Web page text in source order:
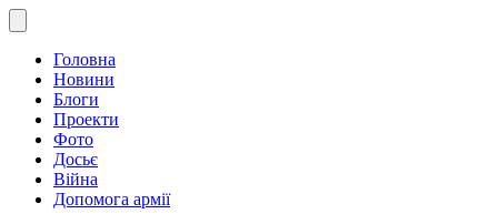
Головна
Новини
Блоги
Проекти
Фото
Досьє
Війна
Допомога армії